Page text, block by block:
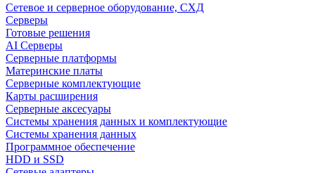
Сетевое и серверное оборудование, СХД
Cерверы
Готовые решения
AI Серверы
Серверные платформы
Материнские платы
Серверные комплектующие
Карты расширения
Серверные аксесуары
Системы хранения данных и комплектующие
Системы хранения данных
Программное обеспечение
HDD и SSD